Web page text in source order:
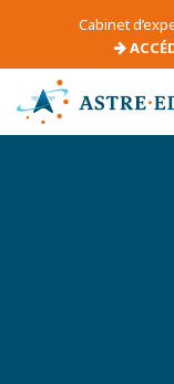
Cabinet